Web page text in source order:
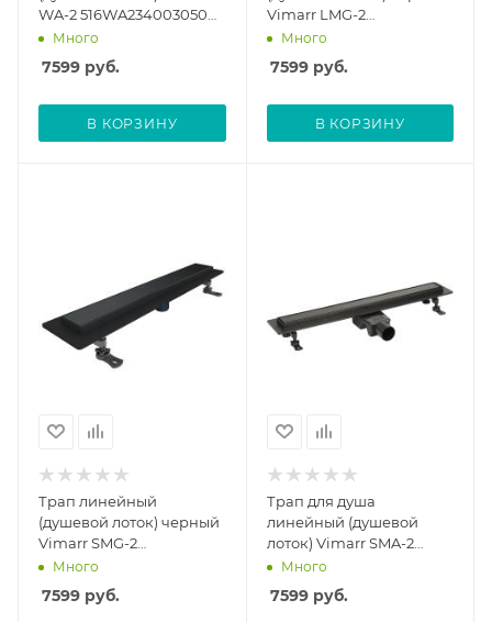
WA-2 516WA234003050
400 мм с
горизонтальным
выходом D50 мм, с
(перевертыш), черный
Много
7599 руб.
В КОРЗИНУ
Vimarr LMG-2
516LMG244003050 400
мм с вертикальным
выходом D50 мм, с
(перевертыш)
Много
7599руб.
В КОРЗИНУ
Трап линейный
(душевой лоток) черный
Vimarr SMG-2
516SMG244003050 400
мм с вертикальным
выходом D50 мм, с
Много
7599 руб.
Трап для душа
линейный (душевой
лоток) Vimarr SMA-2
516SMA234003050 400
мм с горизонтальным
выходом D50 мм, с
Много
7599руб.